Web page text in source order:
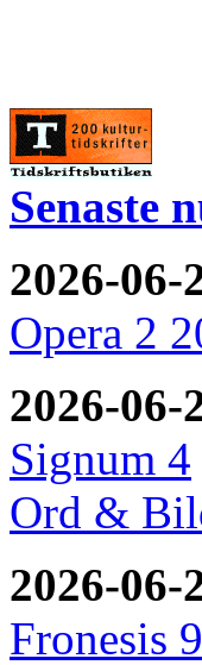
Senaste
2026-06-
Opera 2
2026-06-
Signum 4
Ord &
2026-06-
Fronesis